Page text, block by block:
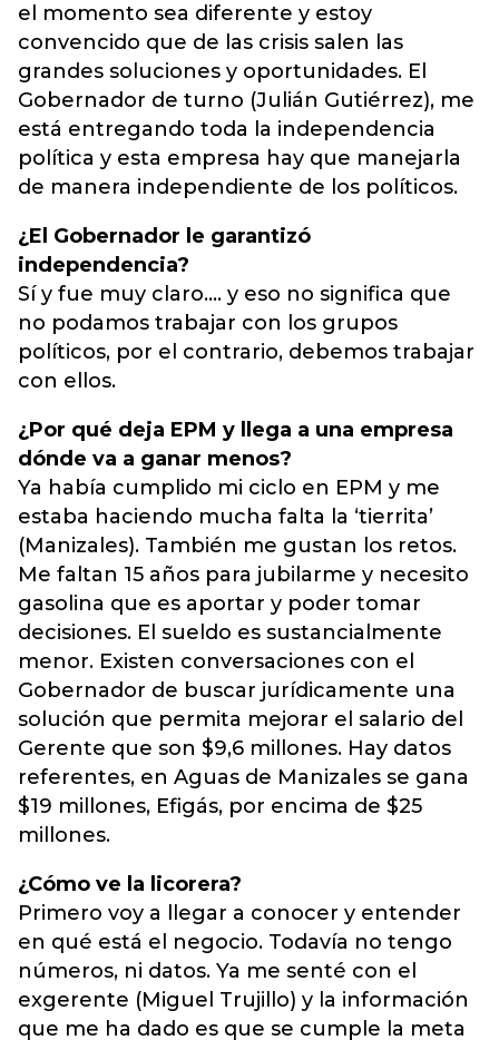
el momento sea diferente y estoy
convencido que de las crisis salen las
grandes soluciones y oportunidades. El
Gobernador de turno (Julián Gutiérrez), me
está entregando toda la independencia
política y esta empresa hay que manejarla
de manera independiente de los políticos.
¿El Gobernador le garantizó
independencia?
Sí y fue muy claro.... y eso no significa que
no podamos trabajar con los grupos
políticos, por el contrario, debemos trabajar
con ellos.
¿Por qué deja EPM y llega a una empresa
dónde va a ganar menos?
Ya había cumplido mi ciclo en EPM y me
estaba haciendo mucha falta la ‘tierrita’
(Manizales). También me gustan los retos.
Me faltan 15 años para jubilarme y necesito
gasolina que es aportar y poder tomar
decisiones. El sueldo es sustancialmente
menor. Existen conversaciones con el
Gobernador de buscar jurídicamente una
solución que permita mejorar el salario del
Gerente que son $9,6 millones. Hay datos
referentes, en Aguas de Manizales se gana
$19 millones, Efigás, por encima de $25
millones.
¿Cómo ve la licorera?
Primero voy a llegar a conocer y entender
en qué está el negocio. Todavía no tengo
números, ni datos. Ya me senté con el
exgerente (Miguel Trujillo) y la información
que me ha dado es que se cumple la meta